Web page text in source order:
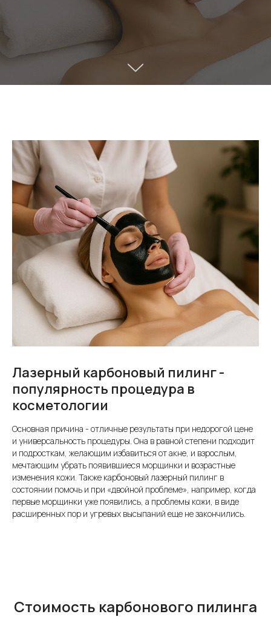
Лазерный карбоновый пилинг -
популярность процедура в
косметологии
Основная причина - отличные результаты при недорогой цене
и универсальность процедуры. Она в равной степени подходит
и подросткам, желающим избавиться от акне, и взрослым,
мечтающим убрать появившиеся морщинки и возрастные
изменения кожи. Также карбоновый лазерный пилинг в
состоянии помочь и при «двойной проблеме», например, когда
первые морщинки уже появились, а проблемы кожи, в виде
расширенных пор и угревых высыпаний еще не закончились.
Стоимость карбонового пилинга